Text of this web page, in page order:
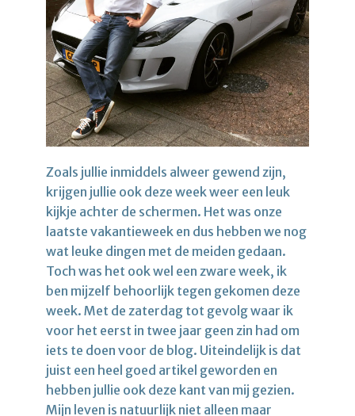
Zoals jullie inmiddels alweer gewend zijn,
krijgen jullie ook deze week weer een leuk
kijkje achter de schermen. Het was onze
laatste vakantieweek en dus hebben we nog
wat leuke dingen met de meiden gedaan.
Toch was het ook wel een zware week, ik
ben mijzelf behoorlijk tegen gekomen deze
week. Met de zaterdag tot gevolg waar ik
voor het eerst in twee jaar geen zin had om
iets te doen voor de blog. Uiteindelijk is dat
juist een heel goed artikel geworden en
hebben jullie ook deze kant van mij gezien.
Mijn leven is natuurlijk niet alleen maar